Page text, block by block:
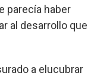
parecía haber
al desarrollo que
a elucubrar